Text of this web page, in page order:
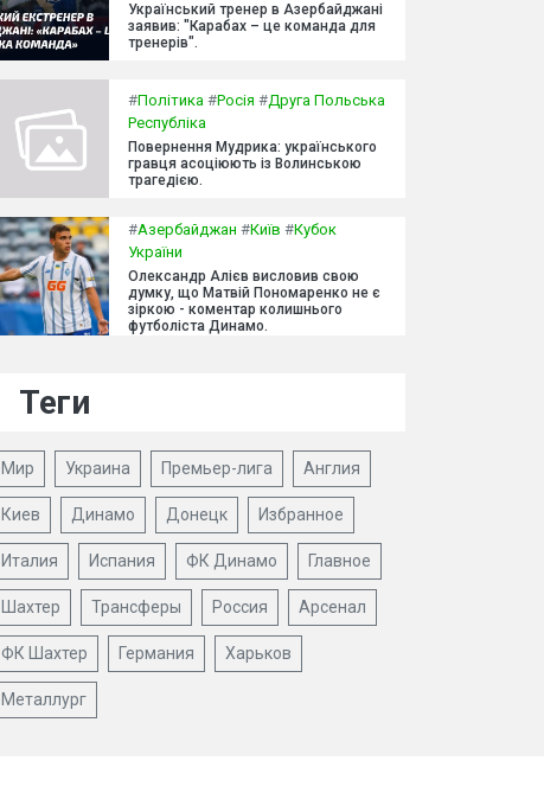
Український тренер в Азербайджані
заявив: "Карабах – це команда для
тренерів".
#Політика #Росія #Друга Польська
Республіка
Повернення Мудрика: українського
гравця асоціюють із Волинською
трагедією.
#Азербайджан #Київ #Кубок
України
Олександр Алієв висловив свою
думку, що Матвій Пономаренко не є
зіркою - коментар колишнього
футболіста Динамо.
Теги
Мир Украина Премьер-лига Англия
Киев Динамо Донецк Избранное
Италия Испания ФК Динамо Главное
Шахтер Трансферы Россия Арсенал
ФК Шахтер Германия Харьков
Металлург